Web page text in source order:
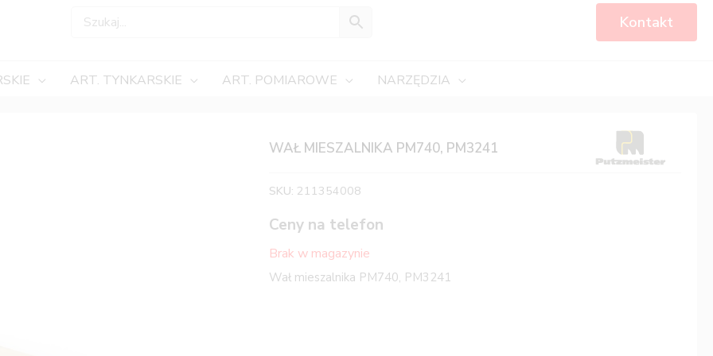
Kontakt
ART. TYNKARSKIE ART. POMIAROWE NARZĘDZIA
WAŁ MIESZALNIKA PM740, PM3241
SKU: 211354008
Ceny na telefon
Brak w magazynie
Wał mieszalnika PM740, PM3241